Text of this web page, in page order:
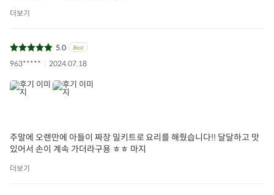
더보기
5.0
963*****
2024.07.18
주말에 오랜만에 아들이 짜장 밀키트로 요리를 해줬습니다!! 달달하고 맛
있어서 손이 계속 가더라구용 ㅎㅎ 마지
더보기